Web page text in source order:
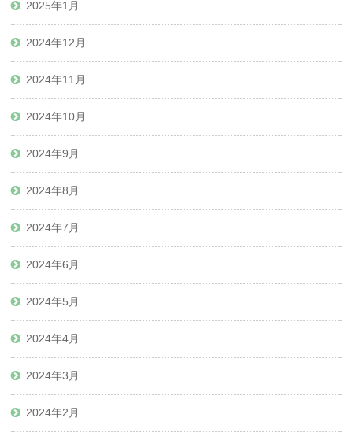
2025年1月
2024年12月
2024年11月
2024年10月
2024年9月
2024年8月
2024年7月
2024年6月
2024年5月
2024年4月
2024年3月
2024年2月